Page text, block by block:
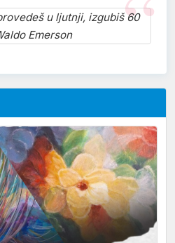
u ljutnji, izgubiš 60
Emerson